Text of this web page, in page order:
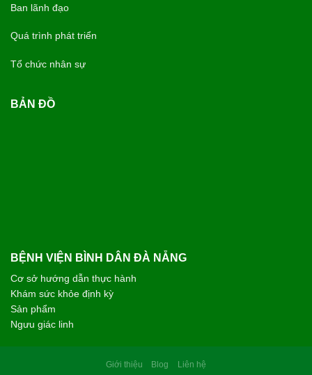
Ban lãnh đạo
Quá trình phát triển
Tổ chức nhân sự
BẢN ĐỒ
BỆNH VIỆN BÌNH DÂN ĐÀ NẴNG
Cơ sở hướng dẫn thực hành
Khám sức khỏe định kỳ
Sản phẩm
Ngưu giác linh
Giới thiệu Blog Liên hệ